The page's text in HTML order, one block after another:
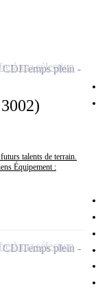
talents de terrain.
Équipement :
CDITemps plein
à ma sélection
CDITemps plein
à ma sélection